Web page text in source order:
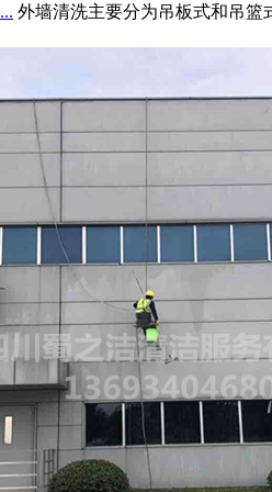
外墙清洗主要分为吊板式和吊篮